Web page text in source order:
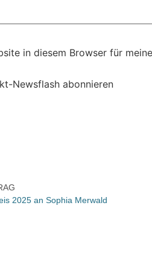
in diesem Browser für
Newsflash abonnieren
2025 an Sophia Merwald